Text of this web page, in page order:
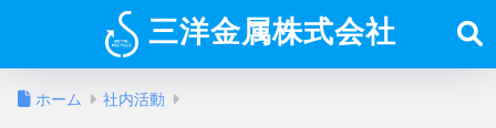
三洋金属株式会社
ホーム 社内活動